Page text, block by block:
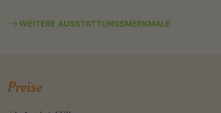
WEITERE AUSSTATTUNGSMERKMALE
Preise